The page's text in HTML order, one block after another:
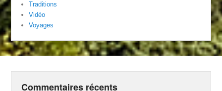
Traditions
Vidéo
Voyages
Commentaires récents